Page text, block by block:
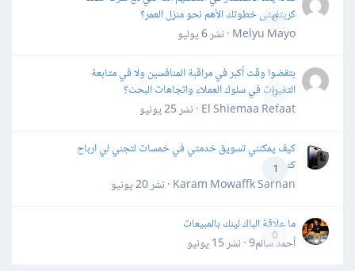
0
كريتفيتى خطوتك الأهم نحو منزل العمر؟
Melyu Mayo · نشر
6 يوليو
0
بتقضوا وقت أكبر في مراقبة المنافسين ولا في متابعة
التغيرات في سلوك العملاء واتجاهات البحث؟
El Shiemaa Refaat · نشر
25 يونيو
1
كيف يمكنني تسويق خدمتي في خمسات لتجني لي ارباح
كثيرة
Karam Mowaffk Sarhan · نشر
20 يونيو
0
ما علاقة الباك لينك بالمبيعات
أحمد سالم9 · نشر
15 يونيو